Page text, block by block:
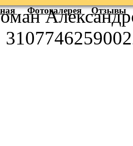
Фотогалерея Отзывы